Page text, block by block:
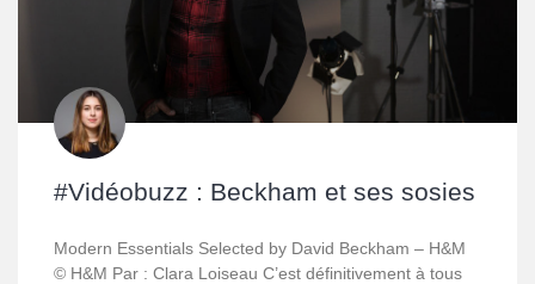
#Vidéobuzz : Beckham et ses sosies
Modern Essentials Selected by David Beckham – H&M
© H&M Par : Clara Loiseau C’est définitivement à tous